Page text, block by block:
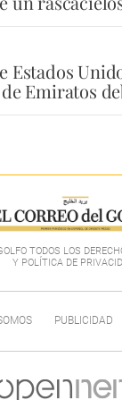
Estados
Emiratos
TODOS LOS
Y POLÍTICA DE
PUBLICIDAD